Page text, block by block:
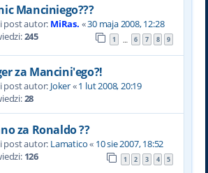
Manciniego???
post autor: MiRas. «30 maja 2008, 12:28
245 1 6 7 8 9
za Mancini'ego?!
post autor: Joker«1 lut 2008, 20:19
28
za Ronaldo ??
post autor: Lamatico« 10 sie 2007, 18:52
126 1 2 3 4 5